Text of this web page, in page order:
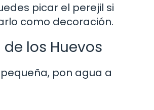
picar el perejil si
como decoración.
los Huevos
pon agua a